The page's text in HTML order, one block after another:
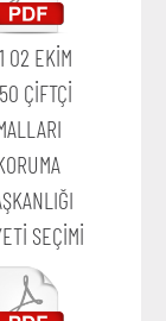
02 EKİM
ÇİFTÇİ
SEÇİMİ